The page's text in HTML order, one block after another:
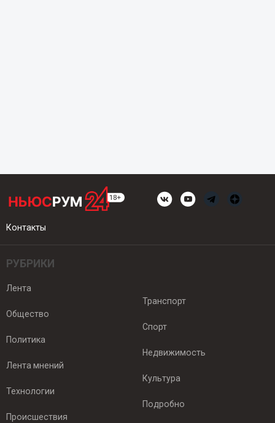
Контакты
РУБРИКИ
Лента
Общество
Политика
Лента мнений
Технологии
Происшествия
Транспорт
Спорт
Недвижимость
Культура
Подробно